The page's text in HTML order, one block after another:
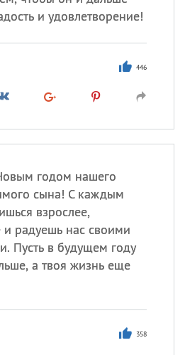
и удовлетворение!
446
годом нашего
сына! С каждым
взрослее,
и радуешь нас своими
Пусть в будущем году
а твоя жизнь еще
358